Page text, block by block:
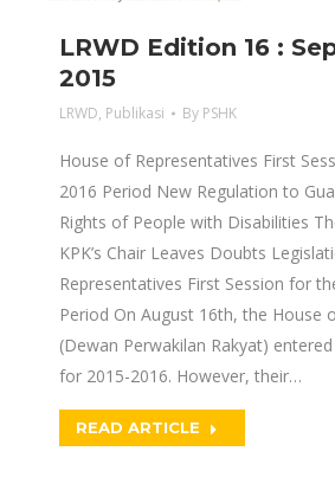
LRWD Edition 16 :
2015
LRWD, Publikasi By PSHK
House of Representatives First
2016 Period New Regulation to
Rights of People with Disabilities
KPK’s Chair Leaves Doubts
Representatives First Session for
Period On August 16th, the House
(Dewan Perwakilan Rakyat)
for 2015-2016. However, their…
READ ARTICLE